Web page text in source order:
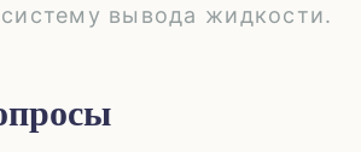
вывода жидкости.